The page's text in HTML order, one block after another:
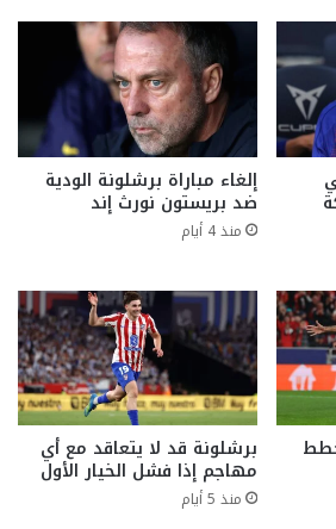
إلغاء مباراة برشلونة الودية
ضد بريستون نورث إند
منذ 4 أيام
برشلونة قد لا يتعاقد مع أي
مهاجم إذا فشل الخيار الأول
منذ 5 أيام